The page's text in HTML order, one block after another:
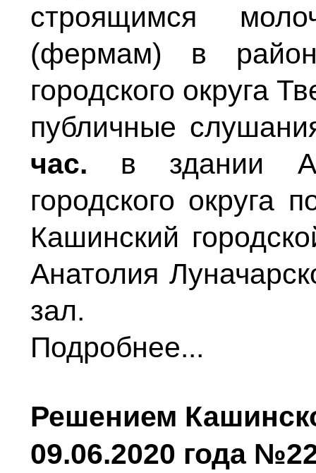
строящимся
(фермам) в
городского округа
публичные
час. в здании
городского округа
Кашинский
Анатолия
зал.
Подробнее...
Решением
09.06.2020 года